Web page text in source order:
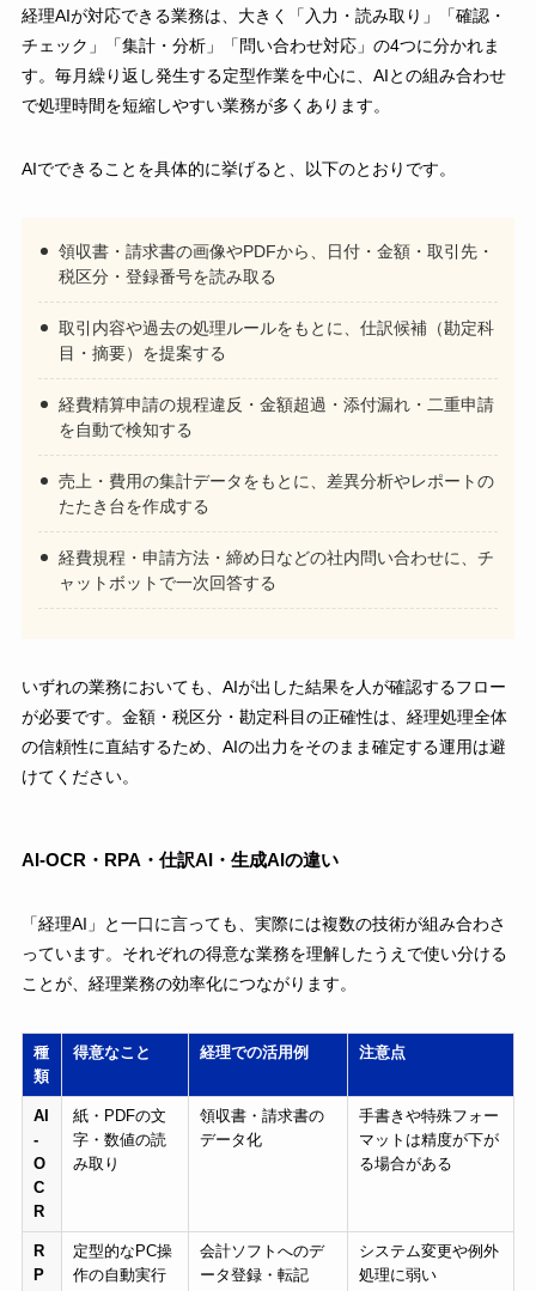
経理AIが対応できる業務は、大きく「入力・読み取り」「確認・
チェック」「集計・分析」「問い合わせ対応」の4つに分かれま
す。毎月繰り返し発生する定型作業を中心に、AIとの組み合わせ
で処理時間を短縮しやすい業務が多くあります。
AIでできることを具体的に挙げると、以下のとおりです。
領収書・請求書の画像やPDFから、日付・金額・取引先・
税区分・登録番号を読み取る
取引内容や過去の処理ルールをもとに、仕訳候補（勘定科
目・摘要）を提案する
経費精算申請の規程違反・金額超過・添付漏れ・二重申請
を自動で検知する
売上・費用の集計データをもとに、差異分析やレポートの
たたき台を作成する
経費規程・申請方法・締め日などの社内問い合わせに、チ
ャットボットで一次回答する
いずれの業務においても、AIが出した結果を人が確認するフロー
が必要です。金額・税区分・勘定科目の正確性は、経理処理全体
の信頼性に直結するため、AIの出力をそのまま確定する運用は避
けてください。
AI-OCR・RPA・仕訳AI・生成AIの違い
「経理AI」と一口に言っても、実際には複数の技術が組み合わさ
っています。それぞれの得意な業務を理解したうえで使い分ける
ことが、経理業務の効率化につながります。
種
類
得意なこと 経理での活用例 注意点
AI
-
O
C
R
紙・PDFの文
字・数値の読
み取り
領収書・請求書の
データ化
手書きや特殊フォー
マットは精度が下が
る場合がある
R
P
定型的なPC操
作の自動実行
会計ソフトへのデ
ータ登録・転記
システム変更や例外
処理に弱い